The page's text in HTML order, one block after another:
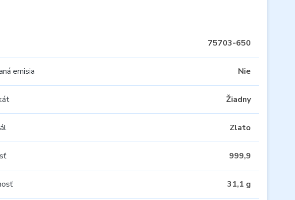
75703-650
emisia Nie
Žiadny
Zlato
999,9
31,1 g